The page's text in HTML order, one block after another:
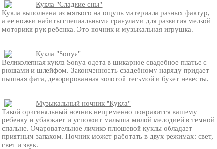
Кукла "Сладкие сны"
Кукла выполнена из мягкого на ощупь материала разных фактур,
а ее ножки набиты специальными гранулами для развития мелкой
моторики рук ребенка. Это ночник и музыкальная игрушка.
Кукла "Sonya"
Великолепная кукла Sonya одета в шикарное свадебное платье с
рюшами и шлейфом. Законченность свадебному наряду придает
пышная фата, декорированная золотой тесьмой и букет невесты.
Музыкальный ночник "Кукла"
Такой оригинальный ночник непременно понравится вашему
ребенку и убаюкает и успокоит малыша милой мелодией в темной
спальне. Очаровательное личико плюшевой куклы обладает
приятным запахом. Ночник может работать в двух режимах: свет,
свет и звук.